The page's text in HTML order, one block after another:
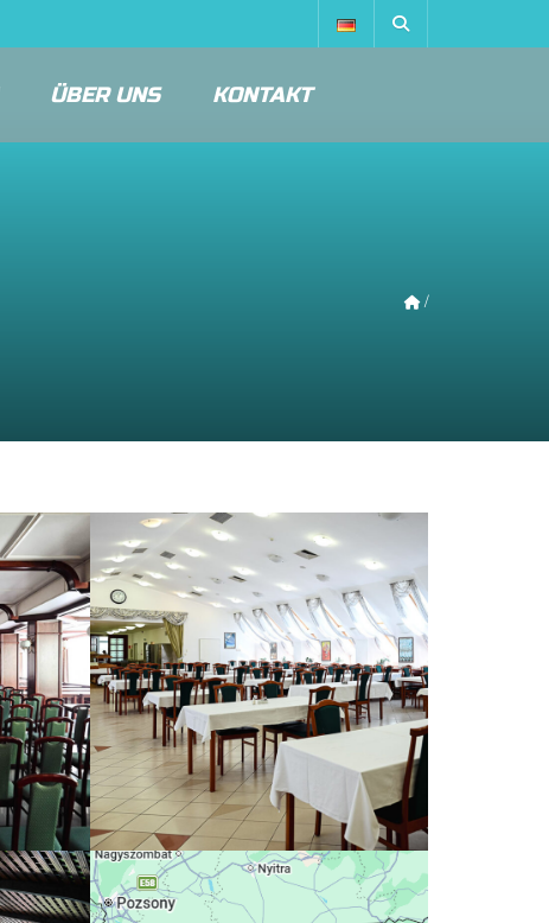
ÜBER UNS KONTAKT
/